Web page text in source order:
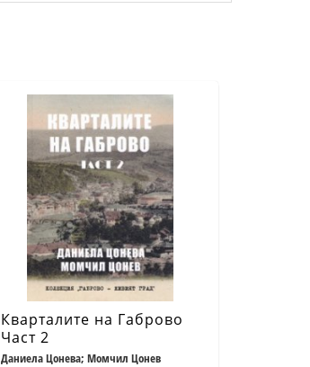
Кварталите на Габрово
Част 2
Даниела Цонева; Момчил Цонев